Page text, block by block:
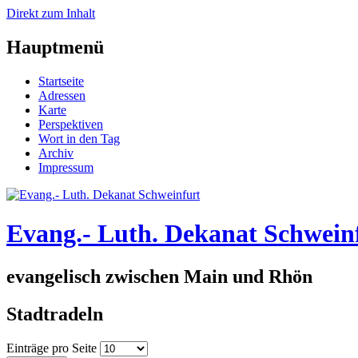
Direkt zum Inhalt
Hauptmenü
Startseite
Adressen
Karte
Perspektiven
Wort in den Tag
Archiv
Impressum
Evang.- Luth. Dekanat
evangelisch zwischen Main und Rhön
Stadtradeln
Einträge pro Seite